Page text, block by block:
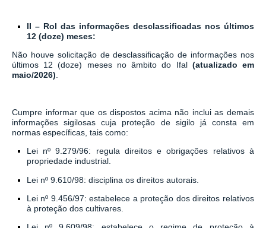
II – Rol das informações desclassificadas nos últimos
12 (doze) meses:
Não houve solicitação de desclassificação de informações nos
últimos 12 (doze) meses no âmbito do Ifal (atualizado em
maio/2026).
Cumpre informar que os dispostos acima não inclui as demais
informações sigilosas cuja proteção de sigilo já consta em
normas específicas, tais como:
Lei nº 9.279/96: regula direitos e obrigações relativos à
propriedade industrial.
Lei nº 9.610/98: disciplina os direitos autorais.
Lei nº 9.456/97: estabelece a proteção dos direitos relativos
à proteção dos cultivares.